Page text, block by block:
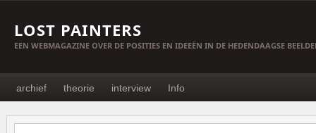
LOST PAINTERS
EEN WEBMAGAZINE OVER DE POSITIES EN IDEEËN IN DE HEDENDAAGSE
archief theorie interview Info